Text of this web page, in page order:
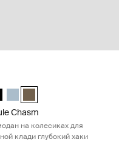
ЧёрныйПрудово-серый
duffel Темный хаки
Chasm wheeled carry-on
Thule Chasm wheeled
Thule Chasm wheeled
Chasm
на колесиках для
клади глубокий хаки